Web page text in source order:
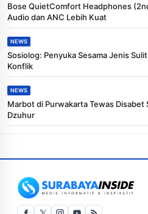
Bose QuietComfort Headphones
Audio dan ANC Lebih Kuat
NEWS
Sosiolog: Penyuka Sesama Jenis
Konflik
NEWS
Marbot di Purwakarta Tewas Disabet
Dzuhur